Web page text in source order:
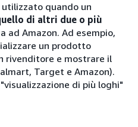
utilizzato quando un
di altri due o più
ad Amazon. Ad esempio,
un prodotto
rivenditore e mostrare il
Target e Amazon).
di più loghi"